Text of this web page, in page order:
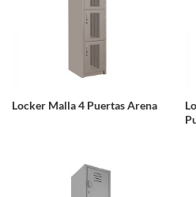
Locker Malla 4 Puertas Arena